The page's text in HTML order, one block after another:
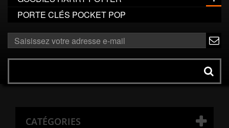
PORTE CLÉS POCKET POP
Rechercher
produit
CATÉGORIES